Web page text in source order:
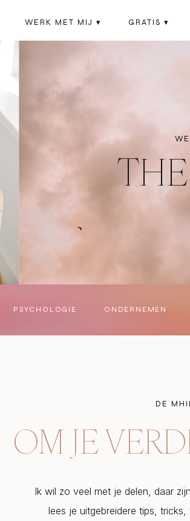
WERK MET MIJ ▾ GRATIS ▾
THE
PSYCHOLOGIE ONDERNEMEN
DE
OM JE
Ik wil zo veel met je delen, daar
lees je uitgebreidere tips,